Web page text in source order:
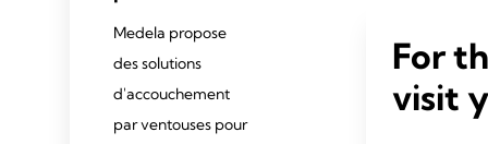
Medela propose
des solutions
d'accouchement
par ventouses pour
For
visit